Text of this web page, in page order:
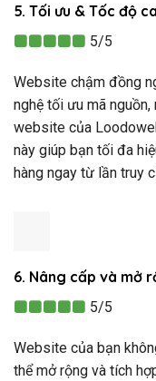
5. Tối ưu & Tốc độ
5/5
Website chậm đồng
nghệ tối ưu mã
website của
này giúp bạn tối đa
hàng ngay từ lần truy
6. Nâng cấp và mở
5/5
Website của bạn
thể mở rộng và tích